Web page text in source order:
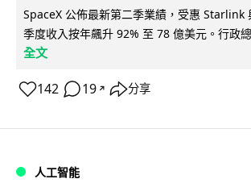
SpaceX 公佈最新第二季業績，受惠 Starlink
季度收入按年飆升 92% 至 78 億美元。行政
全文
142 19 ↗ 分享
人工智能